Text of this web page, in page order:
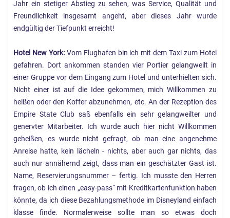
Jahr ein stetiger Abstieg zu sehen, was Service, Qualität und
Freundlichkeit insgesamt angeht, aber dieses Jahr wurde
endgültig der Tiefpunkt erreicht!
Hotel New York:Vom Flughafen bin ich mit dem Taxi zum Hotel
gefahren. Dort ankommen standen vier Portier gelangweilt in
einer Gruppe vor dem Eingang zum Hotel und unterhielten sich.
Nicht einer ist auf die Idee gekommen, mich Willkommen zu
heißen oder den Koffer abzunehmen, etc. An der Rezeption des
Empire State Club saß ebenfalls ein sehr gelangweilter und
genervter Mitarbeiter. Ich wurde auch hier nicht Willkommen
geheißen, es wurde nicht gefragt, ob man eine angenehme
Anreise hatte, kein lächeln - nichts, aber auch gar nichts, das
auch nur annähernd zeigt, dass man ein geschätzter Gast ist.
Name, Reservierungsnummer – fertig. Ich musste den Herren
fragen, ob ich einen „easy-pass“ mit Kreditkartenfunktion haben
könnte, da ich diese Bezahlungsmethode im Disneyland einfach
klasse finde. Normalerweise sollte man so etwas doch